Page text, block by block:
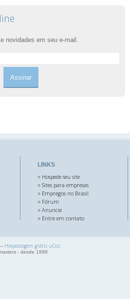
novidades em seu e-mail.
LINKS
» Hospede seu site
» Sites para empresas
» Empregos no Brasil
» Fórum
» Anuncie
» Entre em contato
Hospedagem grátis uCoz
- desde 1999